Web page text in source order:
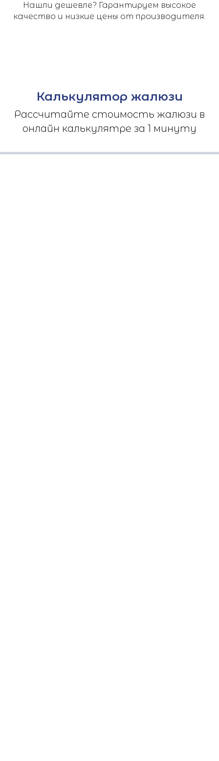
Нашли дешевле? Гарантируем высокое
качество и низкие цены от производителя.
Калькулятор жалюзи
Рассчитайте стоимость жалюзи в
онлайн калькулятре за 1 минуту